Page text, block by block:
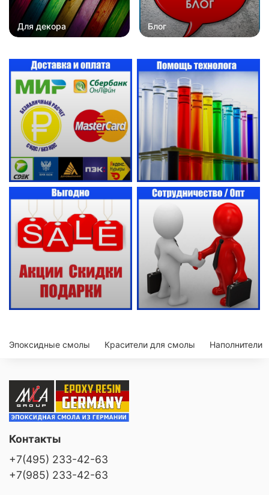
Для декора Блог
Эпоксидные смолы Красители для смолы Наполнители
Контакты
+7(495) 233-42-63
+7(985) 233-42-63